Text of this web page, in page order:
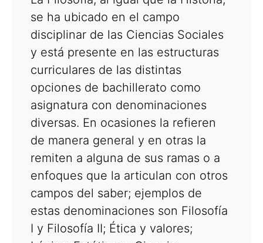
se ha ubicado en el campo
disciplinar de las Ciencias Sociales
y está presente en las estructuras
curriculares de las distintas
opciones de bachillerato como
asignatura con denominaciones
diversas. En ocasiones la refieren
de manera general y en otras la
remiten a alguna de sus ramas o a
enfoques que la articulan con otros
campos del saber; ejemplos de
estas denominaciones son Filosofía
I y Filosofía II; Ética y valores;